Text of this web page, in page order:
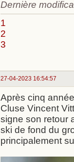
Dernière
1
2
3
27-04-2023 16:54:57
Après cinq
Cluse Vincent
signe son retour
ski de fond du
principalement